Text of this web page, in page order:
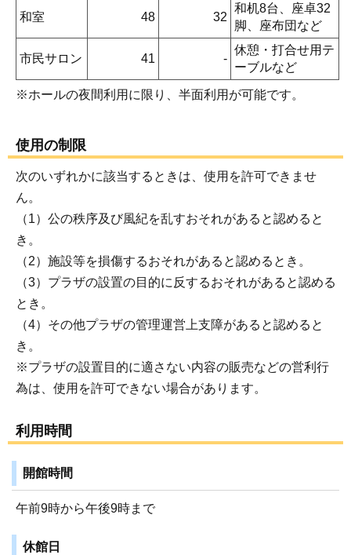
和室 48 32
和机8台、座卓32
脚、座布団など
市民サロン 41 -
休憩・打合せ用テ
ーブルなど
※ホールの夜間利用に限り、半面利用が可能です。
使用の制限
次のいずれかに該当するときは、使用を許可できませ
ん。
（1）公の秩序及び風紀を乱すおそれがあると認めると
き。
（2）施設等を損傷するおそれがあると認めるとき。
（3）プラザの設置の目的に反するおそれがあると認める
とき。
（4）その他プラザの管理運営上支障があると認めると
き。
※プラザの設置目的に適さない内容の販売などの営利行
為は、使用を許可できない場合があります。
利用時間
開館時間
午前9時から午後9時まで
休館日